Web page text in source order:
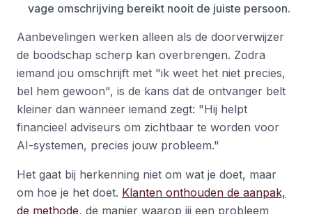
vage omschrijving bereikt nooit de juiste persoon.
Aanbevelingen werken alleen als de doorverwijzer
de boodschap scherp kan overbrengen. Zodra
iemand jou omschrijft met "ik weet het niet precies,
bel hem gewoon", is de kans dat de ontvanger belt
kleiner dan wanneer iemand zegt: "Hij helpt
financieel adviseurs om zichtbaar te worden voor
AI-systemen, precies jouw probleem."
Het gaat bij herkenning niet om wat je doet, maar
om hoe je het doet. Klanten onthouden de aanpak,
de methode, de manier waarop jij een probleem